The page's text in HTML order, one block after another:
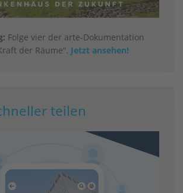
Folge vier der arte-Dokumentation
der Räume“. Jetzt ansehen!
teilen